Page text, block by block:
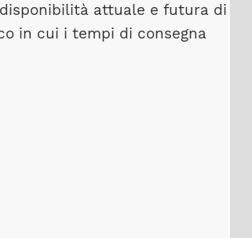
attuale e futura di
in cui i tempi di consegna